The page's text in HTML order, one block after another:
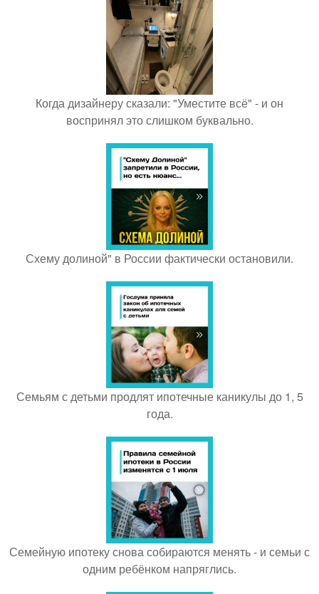
Когда дизайнеру сказали: "Уместите всё" - и он
воспринял это слишком буквально.
Схему долиной" в России фактически остановили.
Семьям с детьми продлят ипотечные каникулы до 1, 5
года.
Семейную ипотеку снова собираются менять - и семьи с
одним ребёнком напряглись.